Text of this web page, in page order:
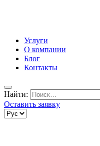
Услуги
О компании
Блог
Контакты
Найти:
Оставить заявку